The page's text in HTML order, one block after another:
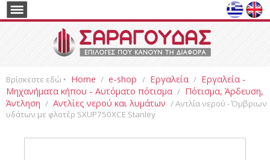
Βρίσκεστε εδώ ‣ Home / e-shop / Εργαλεία / Εργαλεία -
Μηχανήματα κήπου - Αυτόματο πότισμα / Πότισμα, Άρδευση,
Άντληση / Αντλίες νερού και λυμάτων / Αντλία νερού - Όμβριων
υδάτων με φλοτέρ SXUP750XCE Stanley